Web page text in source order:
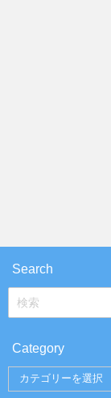
Search
Category